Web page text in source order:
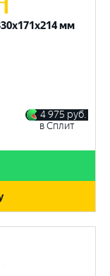
мм
4 975 руб.
в Сплит